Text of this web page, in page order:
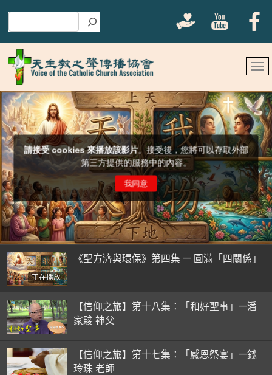
正在播放
《聖方濟與環保》第四集 — 圓滿「四關係」
【信仰之旅】第十八集：「和好聖事」—潘
家駿 神父
【信仰之旅】第十七集：「感恩祭宴」—錢
玲珠 老師